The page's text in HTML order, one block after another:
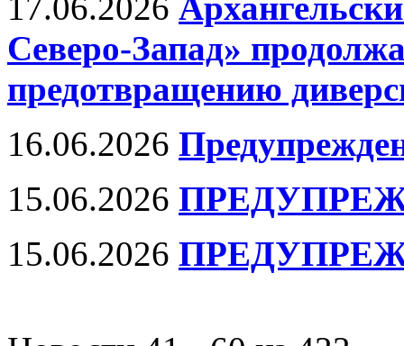
Северо-Запад»
предотвращению
16.06.2026
15.06.2026
15.06.2026